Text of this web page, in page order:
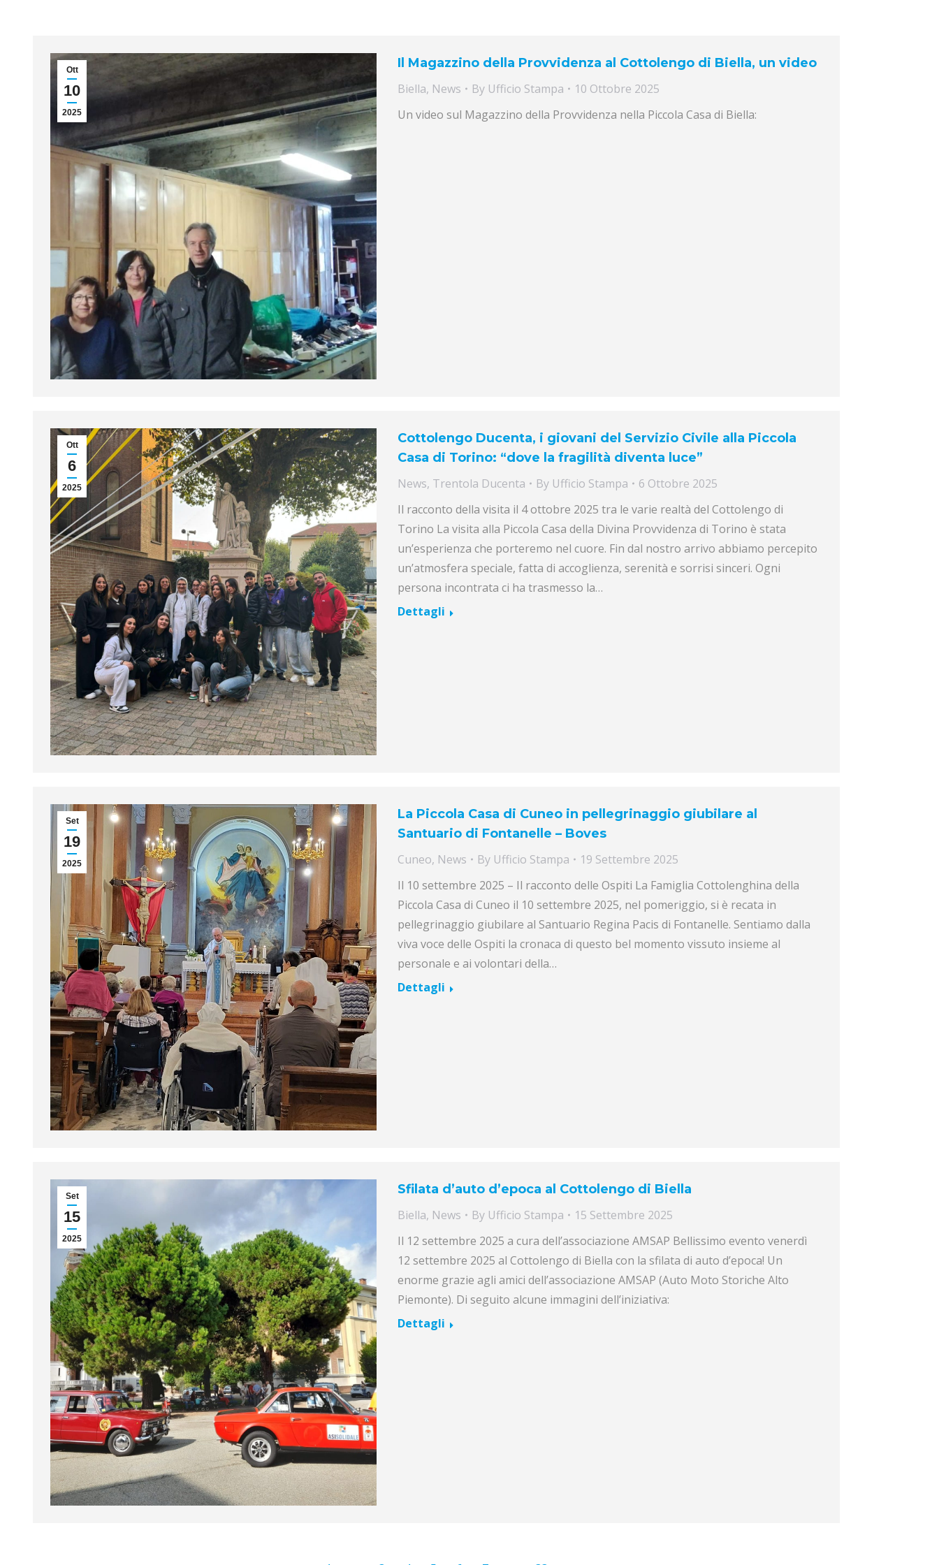
Ott
10
2025
Il Magazzino della Provvidenza al Cottolengo di Biella, un video
Biella, News By Ufficio Stampa
10 Ottobre 2025
Un video sul Magazzino della Provvidenza nella Piccola Casa di Biella:
Ott
6
2025
Cottolengo Ducenta, i giovani del Servizio Civile alla Piccola
Casa di Torino: “dove la fragilità diventa luce”
News, Trentola Ducenta By Ufficio Stampa
6 Ottobre 2025
Il racconto della visita il 4 ottobre 2025 tra le varie realtà del Cottolengo di
Torino La visita alla Piccola Casa della Divina Provvidenza di Torino è stata
un’esperienza che porteremo nel cuore. Fin dal nostro arrivo abbiamo percepito
un’atmosfera speciale, fatta di accoglienza, serenità e sorrisi sinceri. Ogni
persona incontrata ci ha trasmesso la…
Dettagli
Set
19
2025
La Piccola Casa di Cuneo in pellegrinaggio giubilare al
Santuario di Fontanelle – Boves
Cuneo, News By Ufficio Stampa
19 Settembre 2025
Il 10 settembre 2025 – Il racconto delle Ospiti La Famiglia Cottolenghina della
Piccola Casa di Cuneo il 10 settembre 2025, nel pomeriggio, si è recata in
pellegrinaggio giubilare al Santuario Regina Pacis di Fontanelle. Sentiamo dalla
viva voce delle Ospiti la cronaca di questo bel momento vissuto insieme al
personale e ai volontari della…
Dettagli
Set
15
2025
Sfilata d’auto d’epoca al Cottolengo di Biella
Biella, News By Ufficio Stampa
15 Settembre 2025
Il 12 settembre 2025 a cura dell’associazione AMSAP Bellissimo evento venerdì
12 settembre 2025 al Cottolengo di Biella con la sfilata di auto d’epoca! Un
enorme grazie agli amici dell’associazione AMSAP (Auto Moto Storiche Alto
Piemonte). Di seguito alcune immagini dell’iniziativa:
Dettagli